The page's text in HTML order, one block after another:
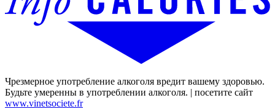
Чрезмерное употребление алкоголя вредит вашему здоровью.
Будьте умеренны в употреблении алкоголя. | посетите сайт
www.vinetsociete.fr